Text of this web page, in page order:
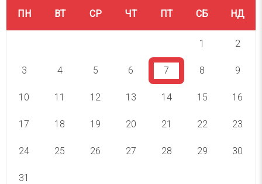
ПН ВТ СР ЧТ ПТ СБ НД
1 2
3 4 5 6 7 8 9
10 11 12 13 14 15 16
17 18 19 20 21 22 23
24 25 26 27 28 29 30
31